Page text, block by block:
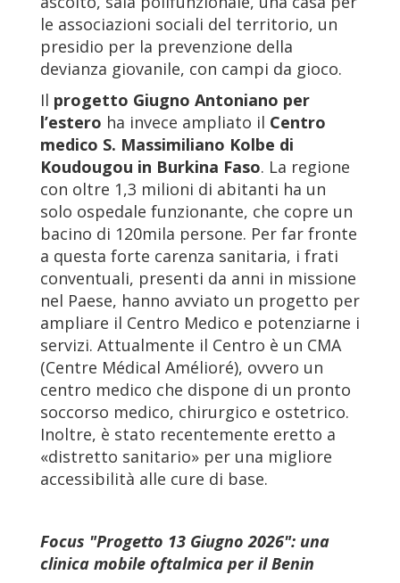
le associazioni sociali del territorio, un
presidio per la prevenzione della
devianza giovanile, con campi da gioco.
Il progetto Giugno Antoniano per
l’estero ha invece ampliato il Centro
medico S. Massimiliano Kolbe di
Koudougou in Burkina Faso. La regione
con oltre 1,3 milioni di abitanti ha un
solo ospedale funzionante, che copre un
bacino di 120mila persone. Per far fronte
a questa forte carenza sanitaria, i frati
conventuali, presenti da anni in missione
nel Paese, hanno avviato un progetto per
ampliare il Centro Medico e potenziarne i
servizi. Attualmente il Centro è un CMA
(Centre Médical Amélioré), ovvero un
centro medico che dispone di un pronto
soccorso medico, chirurgico e ostetrico.
Inoltre, è stato recentemente eretto a
«distretto sanitario» per una migliore
accessibilità alle cure di base.
Focus "Progetto 13 Giugno 2026": una
clinica mobile oftalmica per il Benin